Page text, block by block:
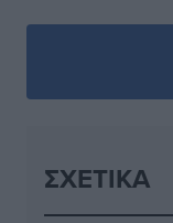
ΣΧΕΤΙΚΆ